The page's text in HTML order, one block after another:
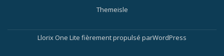
Themeisle
Menu
secondaire
Llorix One Lite fièrement propulsé parWordPress